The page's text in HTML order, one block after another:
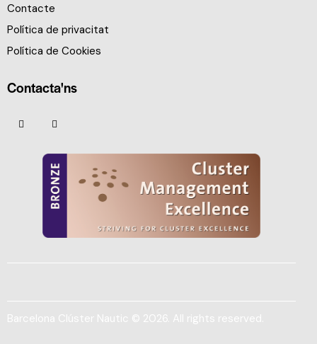
Contacte
Política de privacitat
Política de Cookies
Contacta'ns
Barcelona Clúster Nautic © 2026. All rights reserved.